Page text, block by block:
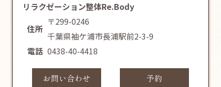
リラクゼーション整体Re.Body
住所
〒299-0246
千葉県袖ケ浦市長浦駅前2-3-9
電話 0438-40-4418
お問い合わせ 予約